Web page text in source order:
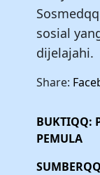
sosial
dijelajahi.
Share:
BUKTIQQ:
PEMULA